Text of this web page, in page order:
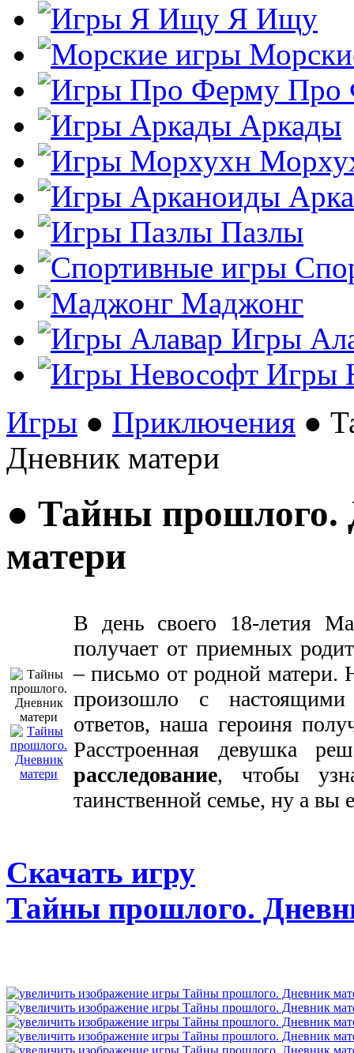
Я Ищу
Про
Аркады
Пазлы
Маджонг
Игры
Игры
Игры ● Приключения ●
Дневник матери
● Тайны прошлого.
матери
В день своего 18-летия
получает от приемных
– письмо от родной матери.
произошло с
ответов, наша героиня
Расстроенная девушка
расследование, чтобы
таинственной семье, ну а вы
Скачать игру
Тайны прошлого.